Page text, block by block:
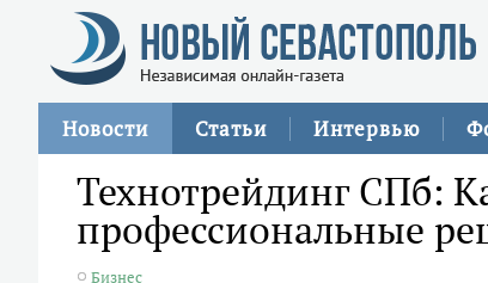
Новости Статьи Интервью
Технотрейдинг СПб:
профессиональные
Бизнес